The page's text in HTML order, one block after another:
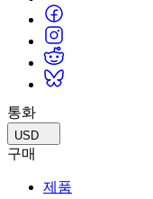
통화
USD
구매
제품